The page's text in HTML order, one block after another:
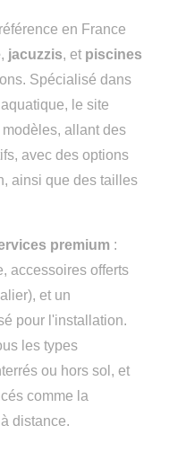
en France
, jacuzzis, et piscines
Spécialisé dans
le site
allant des
avec des options
ainsi que des tailles
premium :
accessoires offerts
et un
pour l'installation.
les types
ou hors sol, et
comme la
à distance.